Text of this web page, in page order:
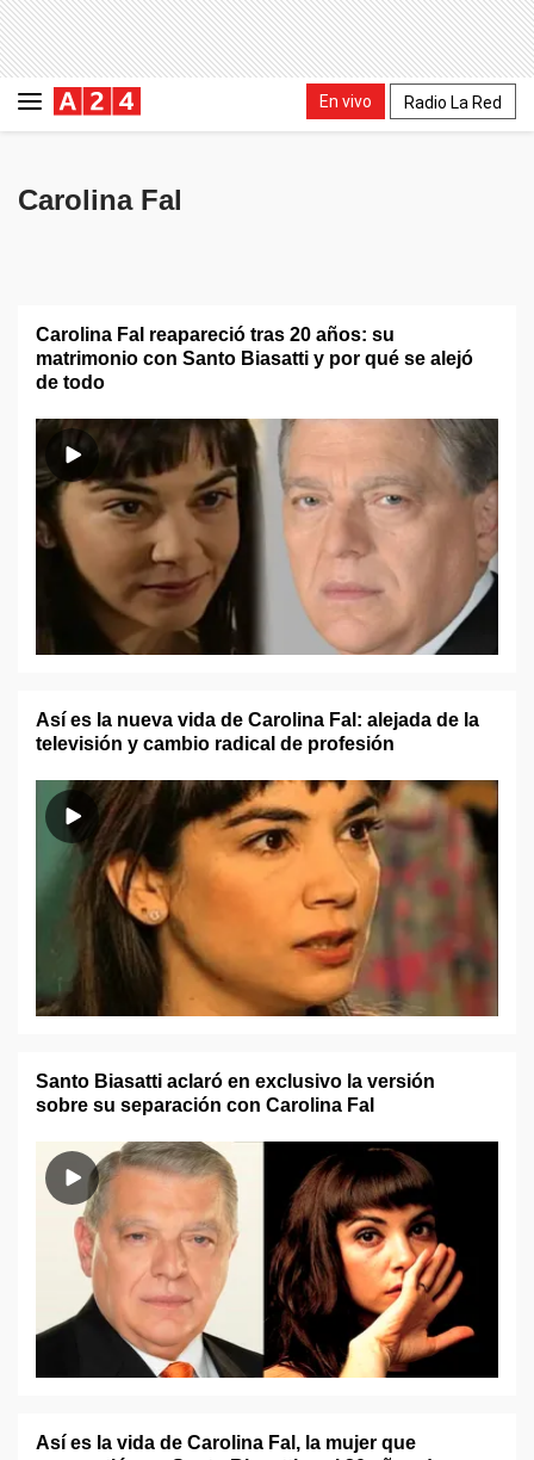
En vivo Radio La Red
Carolina Fal
Carolina Fal reapareció tras 20 años: su
matrimonio con Santo Biasatti y por qué se alejó
de todo
Así es la nueva vida de Carolina Fal: alejada de la
televisión y cambio radical de profesión
Santo Biasatti aclaró en exclusivo la versión
sobre su separación con Carolina Fal
Así es la vida de Carolina Fal, la mujer que